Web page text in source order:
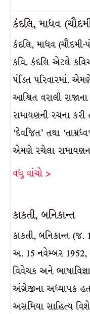
કંદલિ, માધવ
કંદલિ, માધવ
કવિ. કંદલિ એટલે
પંડિત પરિવારમાં.
આશ્રિત વરાલી
રામાયણની રચના
‘દેવજિત’ તથા
એમણે રચેલા
વધુ વાંચો >
કાકતી, બનિકાન્ત
કાકતી, બનિકાન્ત
અ. 15 નવેમ્બર 1952,
વિવેચક અને
અંગ્રેજીના અધ્યાપક
અસમિયા સાહિત્ય